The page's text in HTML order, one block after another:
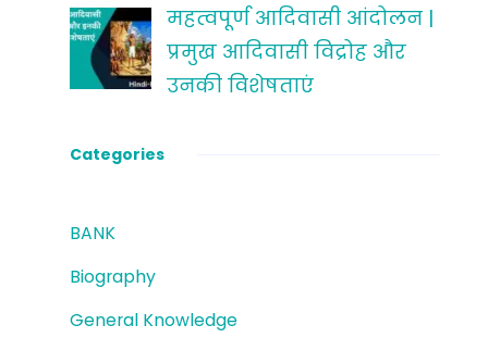
महत्वपूर्ण आदिवासी आंदोलन |
प्रमुख आदिवासी विद्रोह और
उनकी विशेषताएं
Categories
BANK
Biography
General Knowledge